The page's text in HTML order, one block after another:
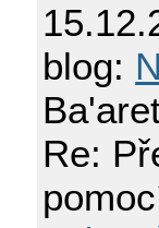
blog:
Re: